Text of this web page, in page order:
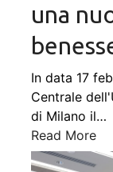
una
In data 17
Centrale
di Milano il…
Read More